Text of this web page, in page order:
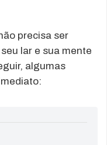
precisa ser
lar e sua mente
algumas